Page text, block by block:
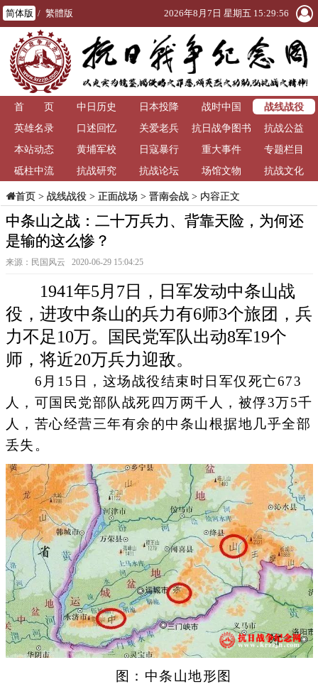
简体版 / 繁體版 2026年8月7日 星期五 15:29:56
首 页 中日历史 日本投降 战时中国
战线战役
英雄名录
口述回忆 关爱老兵
抗日战争图书
馆
抗战公益
本站动态
黄埔军校 日寇暴行 重大事件
专题栏目
砥柱中流
抗战研究 抗战论坛 场馆文物 抗战文化
首页> 战线战役> 正面战场 > 晋南会战> 内容正文
中条山之战：二十万兵力、背靠天险，为何还
是输的这么惨？
来源：民国风云 2020-06-29 15:04:25
1941年5月7日，日军发动中条山战
役，进攻中条山的兵力有6师3个旅团，兵
力不足10万。国民党军队出动8军19个
师，将近20万兵力迎敌。
6月15日，这场战役结束时日军仅死亡673
人，可国民党部队战死四万两千人，被俘3万5千
人，苦心经营三年有余的中条山根据地几乎全部
丢失。
图：中条山地形图